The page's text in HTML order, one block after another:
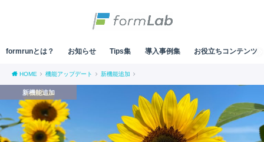
formrunとは？ お知らせ Tips集 導入事例集 お役立ちコンテンツ
HOME 機能アップデート 新機能追加
新機能追加